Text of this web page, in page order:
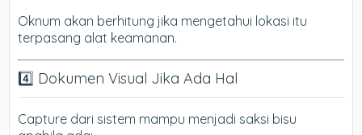
Oknum akan berhitung jika mengetahui lokasi itu
terpasang alat keamanan.
4️⃣ Dokumen Visual Jika Ada Hal
Capture dari sistem mampu menjadi saksi bisu